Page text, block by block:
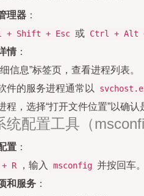
理器 ：
+ Shift + Esc 或 Ctrl + Alt
情 ：
信息”标签页，查看进程列表。
件的服务进程通常以
程，选择“打开文件位置”以确认
统配置工具（
置 ：
R ，输入 msconfig 并按回车。
和服务 ：